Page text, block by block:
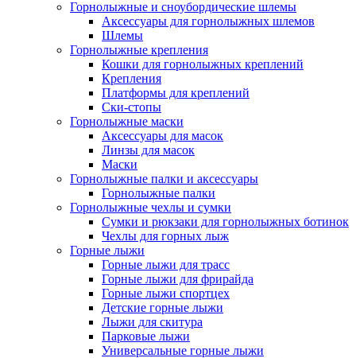
Горнолыжные и сноубордические шлемы
Аксессуары для горнолыжных шлемов
Шлемы
Горнолыжные крепления
Кошки для горнолыжных креплений
Крепления
Платформы для креплений
Ски-стопы
Горнолыжные маски
Аксессуары для масок
Линзы для масок
Маски
Горнолыжные палки и аксессуары
Горнолыжные палки
Горнолыжные чехлы и сумки
Сумки и рюкзаки для горнолыжных ботинок
Чехлы для горных лыж
Горные лыжи
Горные лыжи для трасс
Горные лыжи для фрирайда
Горные лыжи спортцех
Детские горные лыжи
Лыжи для скитура
Парковые лыжи
Универсальные горные лыжи